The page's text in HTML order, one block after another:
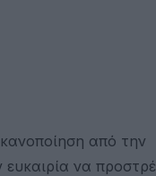
από την
να